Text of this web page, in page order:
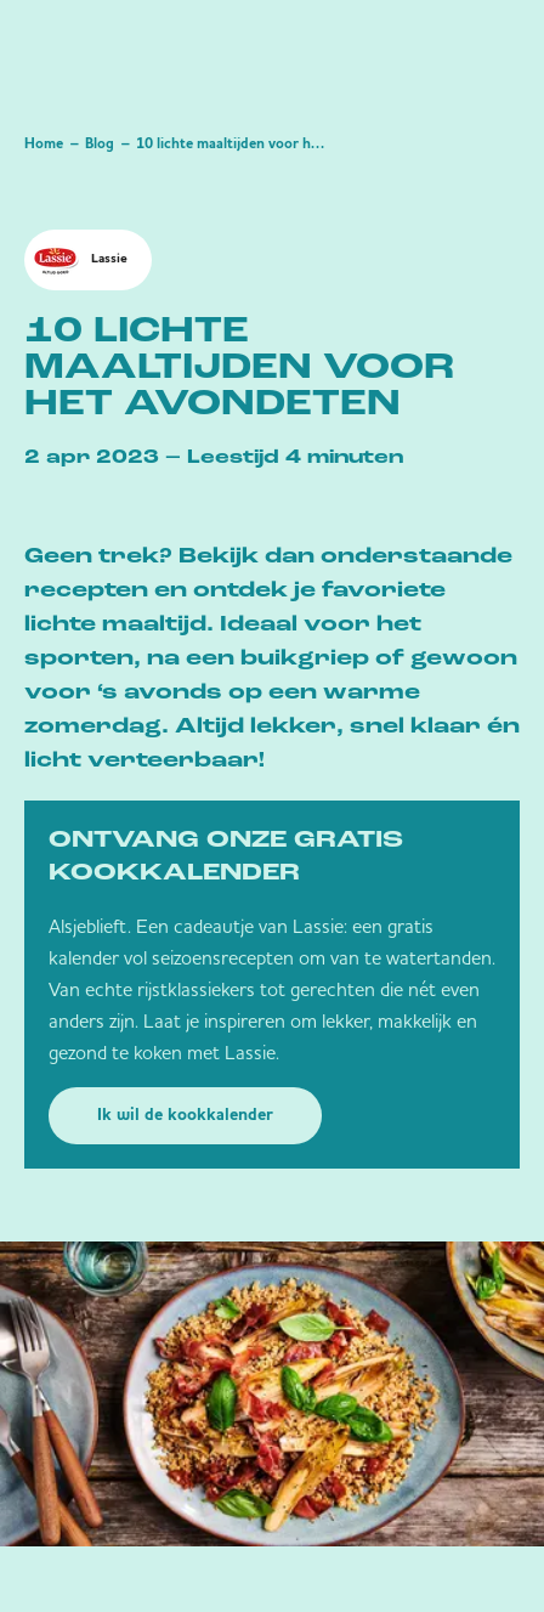
Home Blog 10 lichte maaltijden voor het avondeten
Lassie
10 LICHTE
MAALTIJDEN VOOR
HET AVONDETEN
2 apr 2023 – Leestijd 4 minuten
Geen trek? Bekijk dan onderstaande
recepten en ontdek je favoriete
lichte maaltijd. Ideaal voor het
sporten, na een buikgriep of gewoon
voor ‘s avonds op een warme
zomerdag. Altijd lekker, snel klaar én
licht verteerbaar!
ONTVANG ONZE GRATIS
KOOKKALENDER
Alsjeblieft. Een cadeautje van Lassie: een gratis
kalender vol seizoensrecepten om van te watertanden.
Van echte rijstklassiekers tot gerechten die nét even
anders zijn. Laat je inspireren om lekker, makkelijk en
gezond te koken met Lassie.
Ik wil de kookkalender